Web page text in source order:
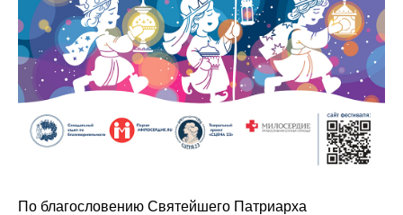
По благословению Святейшего Патриарха